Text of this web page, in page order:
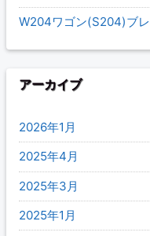
W204ワゴン(S204)ブ
アーカイブ
2026年1月
2025年4月
2025年3月
2025年1月